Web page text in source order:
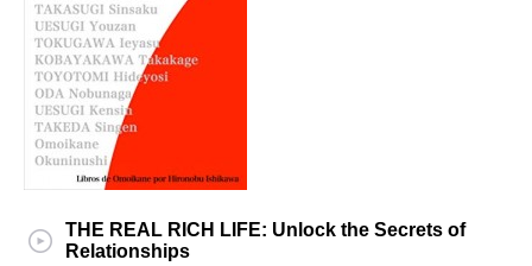
THE REAL RICH LIFE: Unlock the Secrets of
Relationships